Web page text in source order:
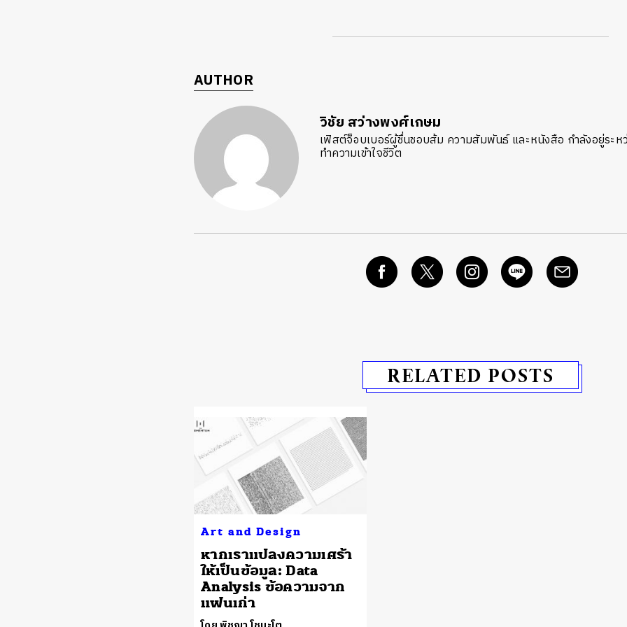
AUTHOR
วิชัย สว่างพงศ์เกษม
เฟิสต์จ็อบเบอร์ผู้ชื่นชอบส้ม ความสัมพันธ์ และหนังสือ กำลังอยู่ระห
ทำความเข้าใจชีวิต
RELATED POSTS
Art and Design
หากเราแปลงความเศร้า
ให้เป็นข้อมูล: Data
Analysis ข้อความจาก
แฟนเก่า